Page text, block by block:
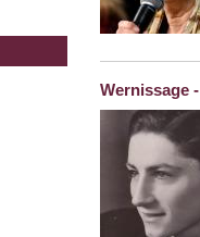
Wernissage